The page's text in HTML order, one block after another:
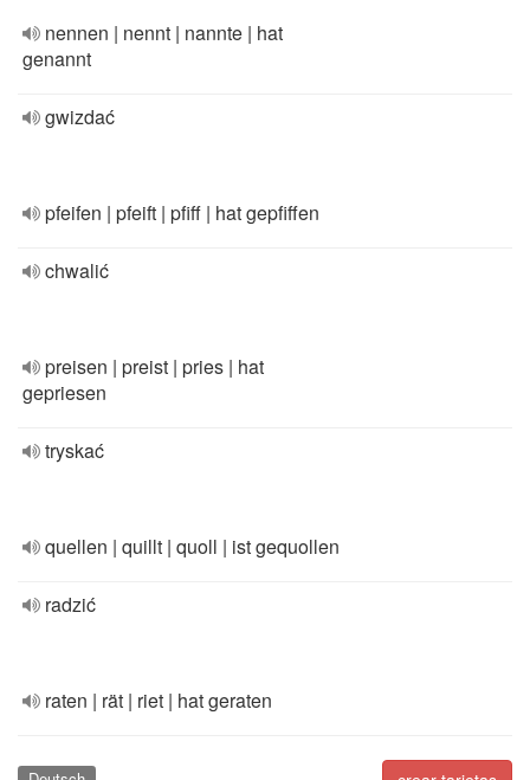
nennen | nennt | nannte | hat
genannt
gwizdać
pfeifen | pfeift | pfiff | hat gepfiffen
chwalić
preisen | preist | pries | hat
gepriesen
tryskać
quellen | quillt | quoll | ist gequollen
radzić
raten | rät | riet | hat geraten